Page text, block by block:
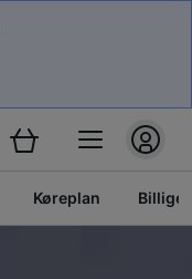
Køreplan Billige